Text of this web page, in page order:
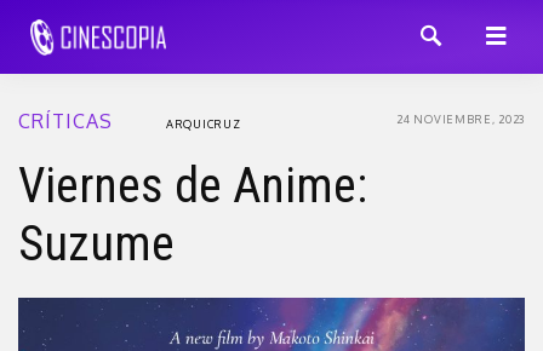
CRÍTICAS 24 NOVIEMBRE, 2023
ARQUICRUZ
Viernes de Anime:
Suzume